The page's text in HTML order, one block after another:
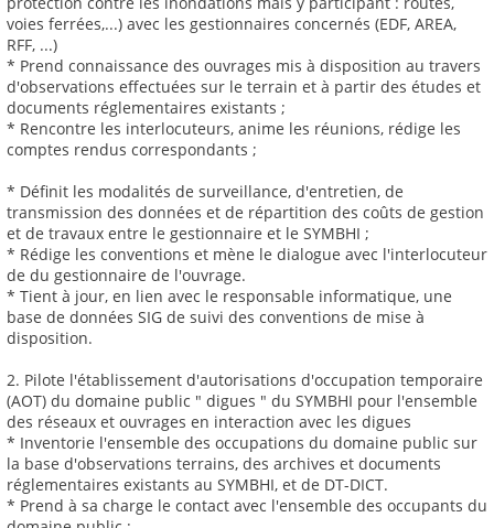
voies ferrées,...) avec les gestionnaires concernés (EDF, AREA,
RFF, ...)
* Prend connaissance des ouvrages mis à disposition au travers
d'observations effectuées sur le terrain et à partir des études et
documents réglementaires existants ;
* Rencontre les interlocuteurs, anime les réunions, rédige les
comptes rendus correspondants ;
* Définit les modalités de surveillance, d'entretien, de
transmission des données et de répartition des coûts de gestion
et de travaux entre le gestionnaire et le SYMBHI ;
* Rédige les conventions et mène le dialogue avec l'interlocuteur
de du gestionnaire de l'ouvrage.
* Tient à jour, en lien avec le responsable informatique, une
base de données SIG de suivi des conventions de mise à
disposition.
2. Pilote l'établissement d'autorisations d'occupation temporaire
(AOT) du domaine public " digues " du SYMBHI pour l'ensemble
des réseaux et ouvrages en interaction avec les digues
* Inventorie l'ensemble des occupations du domaine public sur
la base d'observations terrains, des archives et documents
réglementaires existants au SYMBHI, et de DT-DICT.
* Prend à sa charge le contact avec l'ensemble des occupants du